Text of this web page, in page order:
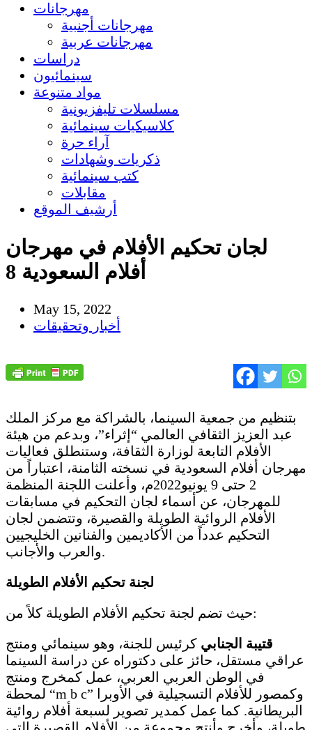
مهرجانات
مهرجانات أجنبية
مهرجانات عربية
دراسات
سينمائيون
مواد متنوعة
مسلسلات تليفزيونية
كلاسيكيات سينمائية
آراء حرة
ذكريات وشهادات
كتب سينمائية
مقابلات
أرشيف الموقع
لجان تحكيم الأفلام في مهرجان
أفلام السعودية 8
May 15, 2022
أخبار وتحقيقات
بتنظيم من جمعية السينما، بالشراكة مع مركز الملك
عبد العزيز الثقافي العالمي “إثراء”، وبدعم من هيئة
الأفلام التابعة لوزارة الثقافة، وستنطلق فعاليات
مهرجان أفلام السعودية في نسخته الثامنة، اعتباراً من
2 حتى 9 يونيو2022م، وأعلنت اللجنة المنظمة
للمهرجان، عن أسماء لجان التحكيم في مسابقات
الأفلام الروائية الطويلة والقصيرة، وتتضمن لجان
التحكيم عدداً من الأكاديمين والفنانين الخليجيين
والعرب والأجانب.
لجنة تحكيم الأفلام الطويلة
حيث تضم لجنة تحكيم الأفلام الطويلة كلاً من:
قتيبة الجنابي كرئيس للجنة، وهو سينمائي ومنتج
عراقي مستقل، حائز على دكتوراه عن دراسة السينما
في الوطن العربي العربي، عمل كمخرج ومنتج
لمحطة “m b c” وكمصور للأفلام التسجيلية في الأوبرا
البريطانية. كما عمل كمدير تصوير لسبعة أفلام روائية